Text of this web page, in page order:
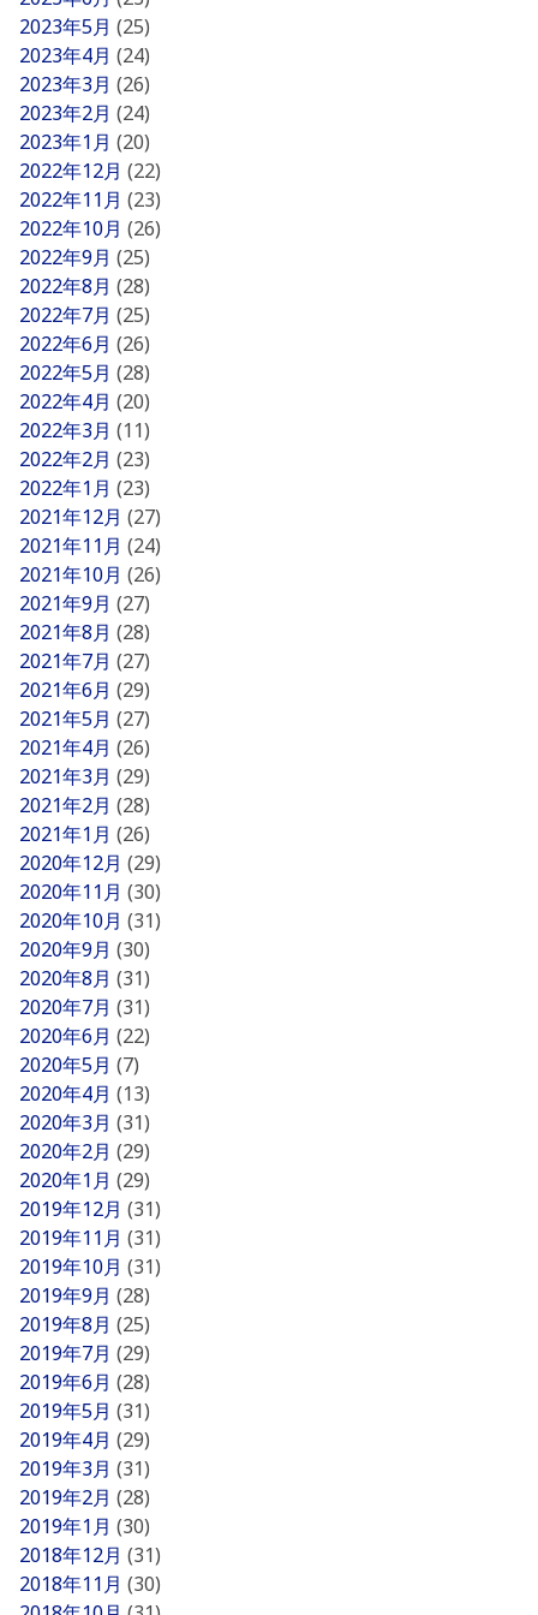
2023年5月 (25)
2023年4月 (24)
2023年3月 (26)
2023年2月 (24)
2023年1月 (20)
2022年12月 (22)
2022年11月 (23)
2022年10月 (26)
2022年9月 (25)
2022年8月 (28)
2022年7月 (25)
2022年6月 (26)
2022年5月 (28)
2022年4月 (20)
2022年3月 (11)
2022年2月 (23)
2022年1月 (23)
2021年12月 (27)
2021年11月 (24)
2021年10月 (26)
2021年9月 (27)
2021年8月 (28)
2021年7月 (27)
2021年6月 (29)
2021年5月 (27)
2021年4月 (26)
2021年3月 (29)
2021年2月 (28)
2021年1月 (26)
2020年12月 (29)
2020年11月 (30)
2020年10月 (31)
2020年9月 (30)
2020年8月 (31)
2020年7月 (31)
2020年6月 (22)
2020年5月 (7)
2020年4月 (13)
2020年3月 (31)
2020年2月 (29)
2020年1月 (29)
2019年12月 (31)
2019年11月 (31)
2019年10月 (31)
2019年9月 (28)
2019年8月 (25)
2019年7月 (29)
2019年6月 (28)
2019年5月 (31)
2019年4月 (29)
2019年3月 (31)
2019年2月 (28)
2019年1月 (30)
2018年12月 (31)
2018年11月 (30)